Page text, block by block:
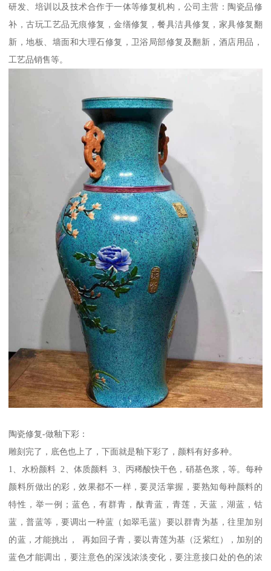
研发、培训以及技术合作于一体等修复机构，公司主营：陶瓷品修
补，古玩工艺品无痕修复，金缮修复，餐具洁具修复，家具修复翻
新，地板、墙面和大理石修复，卫浴局部修复及翻新，酒店用品，
工艺品销售等。
陶瓷修复-做釉下彩：
雕刻完了，底色也上了，下面就是釉下彩了，颜料有好多种。
1、水粉颜料 2、体质颜料 3、丙稀酸快干色，硝基色浆，等。每种
颜料所做出的彩，效果都不一样，要灵活掌握，要熟知每种颜料的
特性，举一例；蓝色，有群青，酞青蓝，青莲，天蓝，湖蓝，钴
蓝，普蓝等，要调出一种蓝（如翠毛蓝）要以群青为基，往里加别
的蓝，才能挑出， 再如回子青，要以青莲为基（泛紫红），加别的
蓝色才能调出，要注意色的深浅浓淡变化，要注意接口处的色的浓